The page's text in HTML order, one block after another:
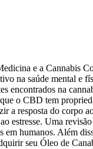
e a Cannabis
na saúde mental e
encontrados na
o CBD tem
resposta do corpo
estresse. Uma
em humanos. Além
seu Óleo de